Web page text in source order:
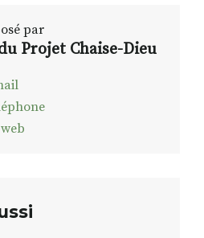
par
Projet Chaise-Dieu